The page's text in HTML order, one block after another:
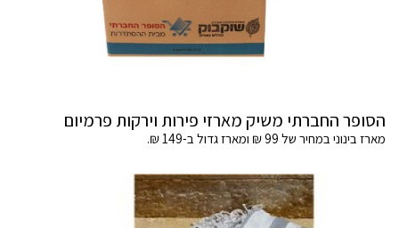
הסופר החברתי משיק מארזי פירות וירקות פרמיום
מארז בינוני במחיר של 99 ₪ ומארז גדול ב-149 ₪.